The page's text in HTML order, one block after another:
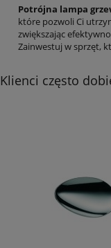
Potrójna lampa
które pozwoli Ci
zwiększając
Zainwestuj w sprzęt,
Klienci często